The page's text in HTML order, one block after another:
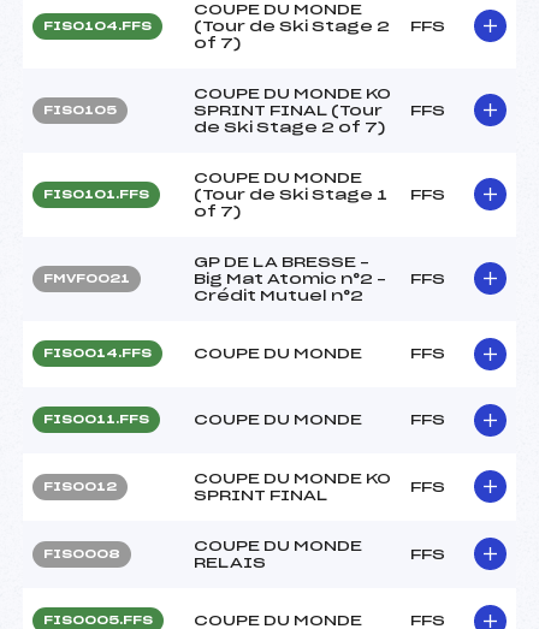
FIS0104.FFS
COUPE DU MONDE
(Tour de Ski Stage 2
of 7)
FFS
FIS0105
COUPE DU MONDE KO
SPRINT FINAL (Tour
de Ski Stage 2 of 7)
FFS
FIS0101.FFS
COUPE DU MONDE
(Tour de Ski Stage 1
of 7)
FFS
FMVF0021
GP DE LA BRESSE –
Big Mat Atomic n°2 –
Crédit Mutuel n°2
FFS
FIS0014.FFS COUPE DU MONDE FFS
FIS0011.FFS COUPE DU MONDE FFS
FIS0012
COUPE DU MONDE KO
SPRINT FINAL
FFS
FIS0008
COUPE DU MONDE
RELAIS
FFS
FIS0005.FFS COUPE DU MONDE FFS